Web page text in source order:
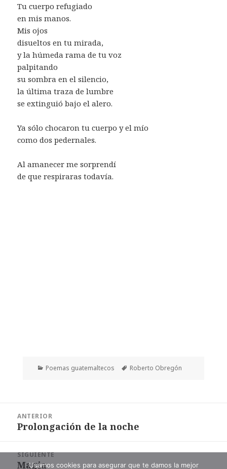
Tu cuerpo refugiado
en mis manos.
Mis ojos
disueltos en tu mirada,
y la húmeda rama de tu voz
palpitando
su sombra en el silencio,
la última traza de lumbre
se extinguió bajo el alero.
Ya sólo chocaron tu cuerpo y el mío
como dos pedernales.
Al amanecer me sorprendí
de que respiraras todavía.
Categorías
Poemas guatemaltecos Etiquetas
Roberto Obregón
entradas
ANTERIOR
Entrada
Prolongación de la noche
SIGUIENTE
Entrada
Magia
Usamos cookies para asegurar que te damos la mejor